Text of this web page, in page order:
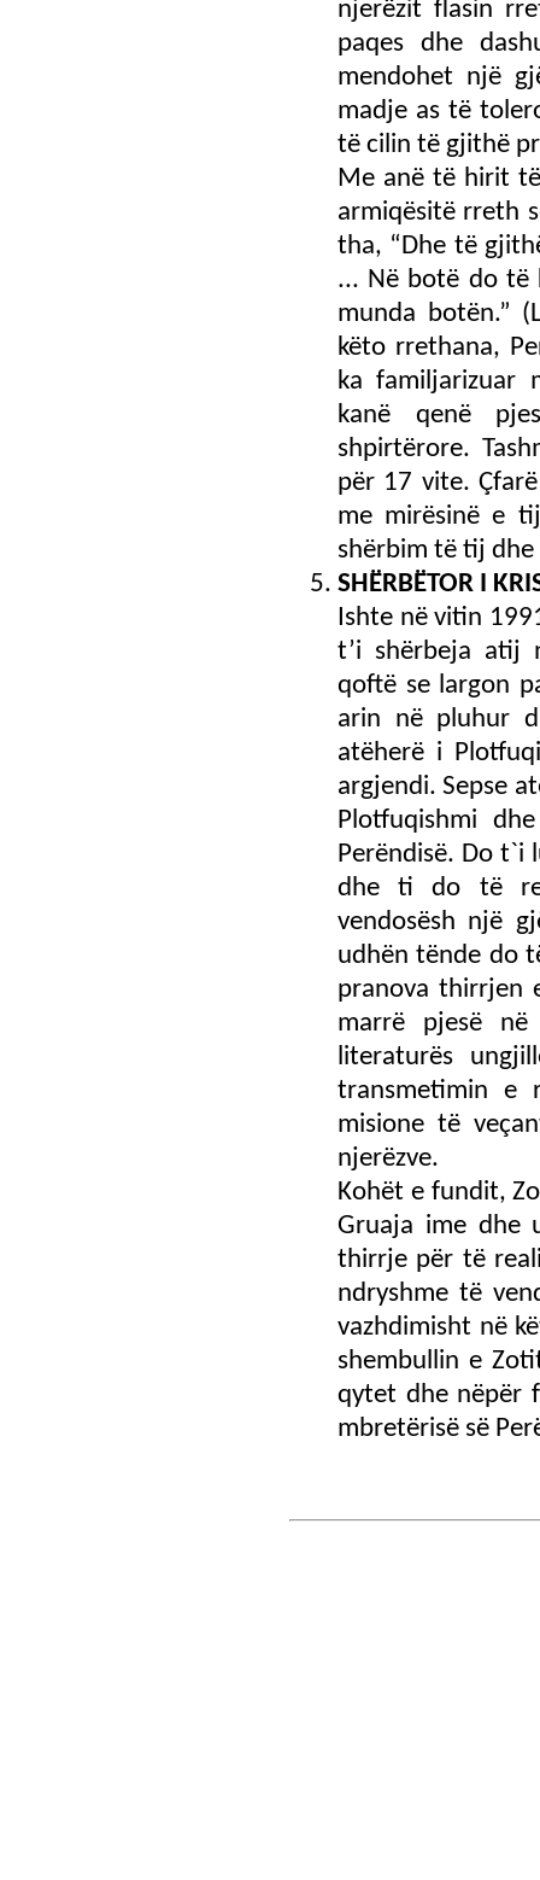
njerëzit flasin
paqes dhe
mendohet një
madje as të
të cilin të gjithë
Me anë të hirit
armiqësitë rreth
tha, “Dhe të
... Në botë do të
munda botën.”
këto rrethana,
ka familjarizuar
kanë qenë
shpirtërore.
për 17 vite.
me mirësinë e
shërbim të tij
SHЁRBЁTOR I
Ishte në vitin
t’i shërbeja atij
qoftë se largon
arin në pluhur
atëherë i
argjendi. Sepse
Plotfuqishmi
Perëndisë. Do t`i
dhe ti do të
vendosësh një
udhën tënde do
pranova
marrë pjesë
literaturës
transmetimin e
misione të
njerëzve.
Kohët e fundit,
Gruaja ime dhe
thirrje për të
ndryshme të
vazhdimisht në
shembullin e
qytet dhe nëpër
mbretërisë së